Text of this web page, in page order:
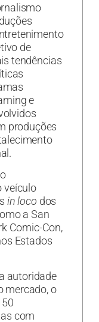
de
tendências
e
produções
veículo
in loco dos
a San
Comic-Con,
Estados
autoridade
mercado, o
com